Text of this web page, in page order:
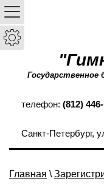
телефон: (812)
Санкт-Петербург,
Главная \